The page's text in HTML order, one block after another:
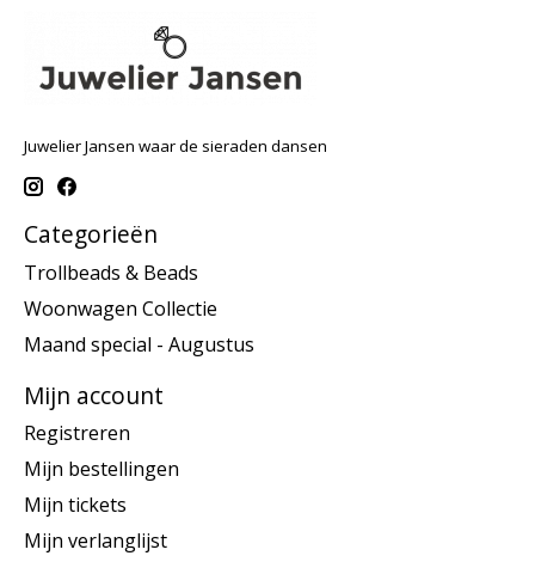
Juwelier Jansen waar de sieraden dansen
Categorieën
Trollbeads & Beads
Woonwagen Collectie
Maand special - Augustus
Mijn account
Registreren
Mijn bestellingen
Mijn tickets
Mijn verlanglijst